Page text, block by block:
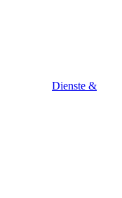
Dienste &